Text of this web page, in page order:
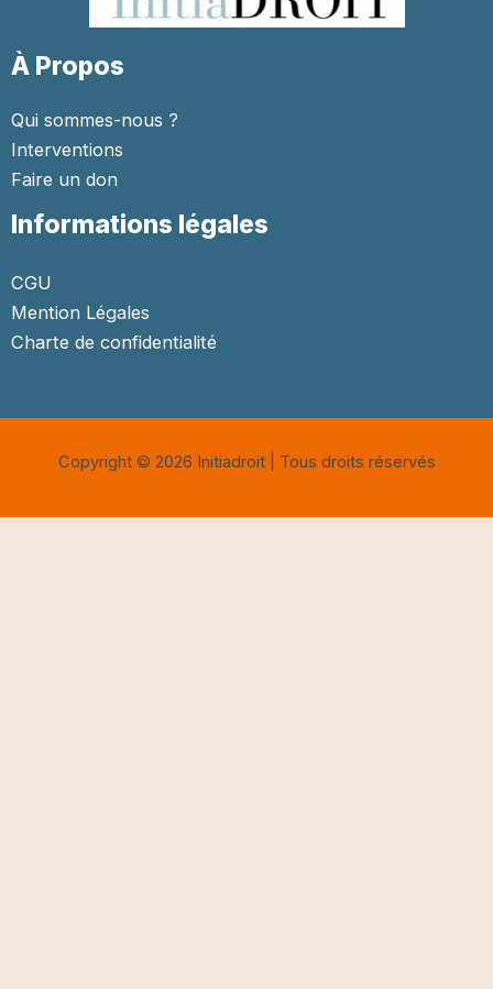
À Propos
Qui sommes-nous ?
Interventions
Faire un don
Informations légales
CGU
Mention Légales
Charte de confidentialité
Copyright © 2026 Initiadroit | Tous droits réservés